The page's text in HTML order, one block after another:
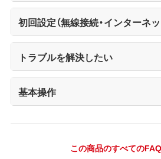
初回設定（無線接続・インターネッ
トラブルを解決したい
基本操作
この商品のすべての